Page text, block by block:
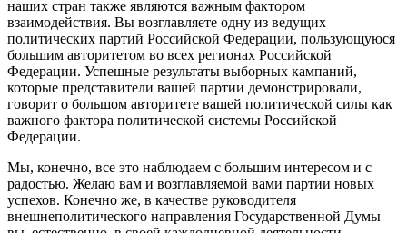
наших стран также являются важным фактором
взаимодействия. Вы возглавляете одну из ведущих
политических партий Российской Федерации, пользующуюся
большим авторитетом во всех регионах Российской
Федерации. Успешные результаты выборных кампаний,
которые представители вашей партии демонстрировали,
говорит о большом авторитете вашей политической силы как
важного фактора политической системы Российской
Федерации.
Мы, конечно, все это наблюдаем с большим интересом и с
радостью. Желаю вам и возглавляемой вами партии новых
успехов. Конечно же, в качестве руководителя
внешнеполитического направления Государственной Думы